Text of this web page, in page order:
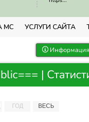
МС УСЛУГИ САЙТА
|
ГОД ВЕСЬ